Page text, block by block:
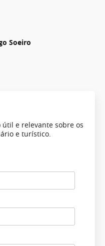
Soeiro
útil e relevante sobre os
e turístico.